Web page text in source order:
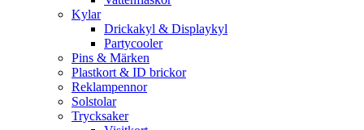
Kylar
Drickakyl & Displaykyl
Partycooler
Pins & Märken
Plastkort & ID brickor
Reklampennor
Solstolar
Trycksaker